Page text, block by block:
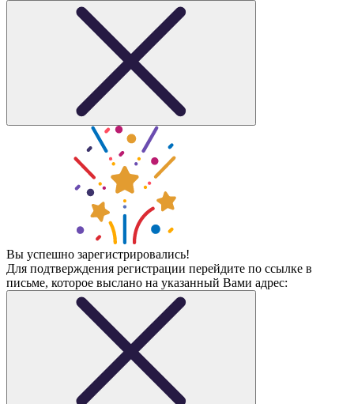
Вы успешно зарегистрировались!
Для подтверждения регистрации перейдите по ссылке в
письме, которое выслано на указанный Вами адрес: